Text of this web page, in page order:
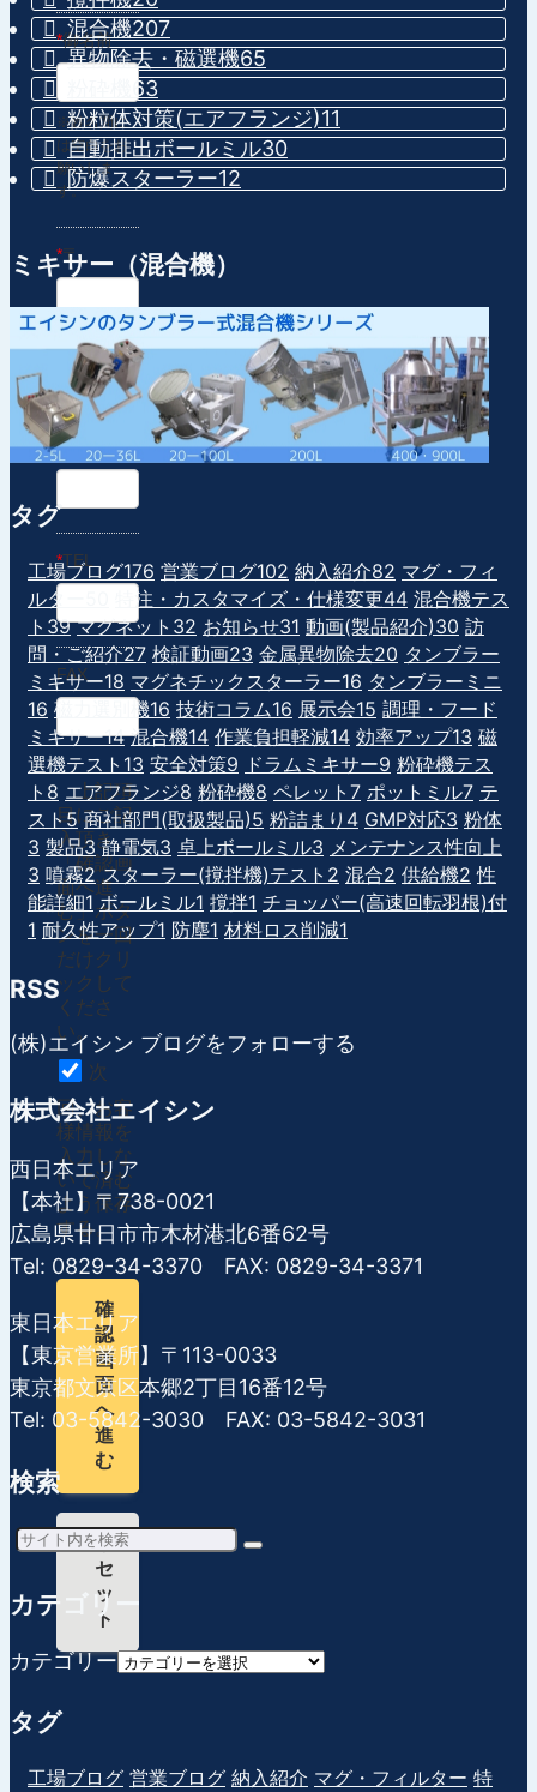
*御名前
※姓名間に
は空白をお
願いしま
す。
*〒
※郵便番号
から住所自
動入力
*住所
*TEL
FAX
上記項
目にご記
入頂き、
「確認画
面へ進
む」ボタ
ンを一回
だけクリ
ックして
くださ
い。
次
回、お客
様情報を
入力しな
いで済む
よう保存
する。
確
認
画
面
へ
進
む
リ
セ
ッ
ト
混合機207
異物除去・磁選機65
63
粉粒体対策(エアフランジ)11
自動排出ボールミル30
防爆スターラー12
ミキサー（混合機）
タグ
工場ブログ176 営業ブログ102 納入紹介82 マグ・フィ
ルター
特注・カスタマイズ・仕様変更44 混合機テス
ト 39 マグネット 32 お知らせ31 動画(製品紹介)30 訪
問・ご紹介27 検証動画23 金属異物除去20 タンブラー
ミキサー18 マグネチックスターラー16 タンブラーミニ
16 磁力選別機16 技術コラム16 展示会15 調理・フード
ミキサー14 混合機14 作業負担軽減14 効率アップ13 磁
選機テスト 13 安全対策9 ドラムミキサー9 粉砕機テス
ト 8 エアフランジ8 粉砕機8 ペレット 7 ポットミル7 テ
スト5 商社部門(取扱製品)5 粉詰まり 4 GMP対応3 粉体
3 製品3 静電気3 卓上ボールミル3 メンテナンス性向上
3 噴霧2 スターラー(撹拌機)テスト 2 混合2 供給機2 性
能詳細1 ボールミル1 撹拌1 チョッパー(高速回転羽根)付
1 耐久性アップ1 防塵1 材料ロス削減1
RSS
(株)エイシン ブログをフォローする
株式会社エイシン
西日本エリア
【本社】〒738-0021
広島県廿日市市木材港北6番62号
Tel: 0829-34-3370 FAX: 0829-34-3371
東日本エリア
【東京営業所】〒113-0033
東京都文京区本郷2丁目16番12号
Tel: 03-5842-3030 FAX: 03-5842-3031
検索
カテゴリー
カテゴリー
タグ
工場ブログ 営業ブログ 納入紹介 マグ・フィルター 特